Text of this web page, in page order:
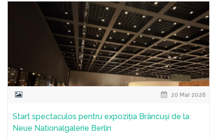
20 Mar 2026
Start spectaculos pentru expoziția Brâncuși de la
Neue Nationalgalerie Berlin